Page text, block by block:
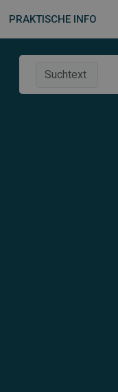
PRAKTISCHE INFO